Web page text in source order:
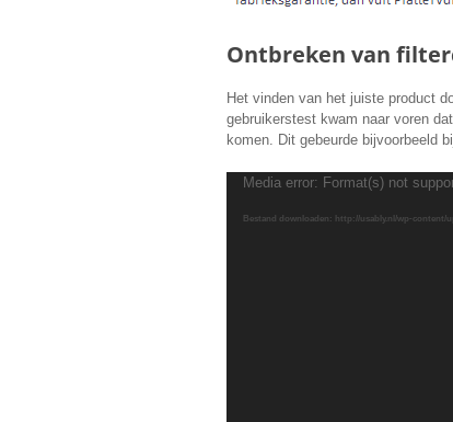
Ontbreken van
Het vinden van het juiste product
gebruikerstest kwam naar voren
komen. Dit gebeurde bijvoorbeeld
Videospeler
Media error: Format(s) not
Bestand downloaden: http://usably.nl/wp-content/